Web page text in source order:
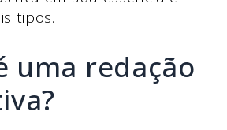
tipos.
uma redação